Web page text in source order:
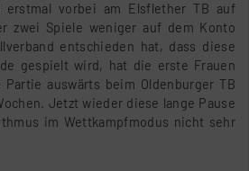
vorbei am Elsflether TB auf
zwei Spiele weniger auf dem Konto
entschieden hat, dass diese
gespielt wird, hat die erste Frauen
auswärts beim Oldenburger TB
Jetzt wieder diese lange Pause
im Wettkampfmodus nicht sehr